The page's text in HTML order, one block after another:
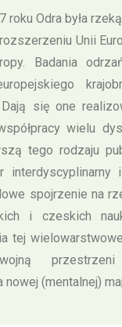
roku Odra była
Unii
Badania
się one
wielu
tego rodzaju
interdyscyplinarny
spojrzenie na
i czeskich
tej
wojną
(mentalnej)